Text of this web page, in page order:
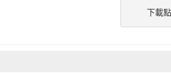
下載點